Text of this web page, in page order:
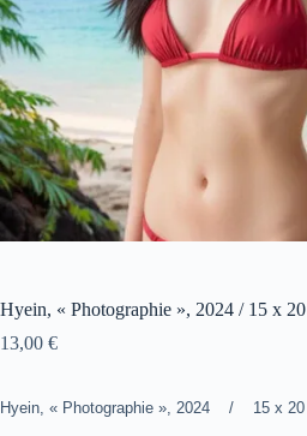
Hyein, « Photographie », 2024 / 15 x 20
13,00 €
Hyein, « Photographie », 2024 / 15 x 20